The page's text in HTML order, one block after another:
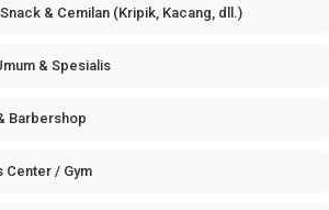
& Cemilan (Kripik, Kacang, dll.)
& Spesialis
Barbershop
Center / Gym